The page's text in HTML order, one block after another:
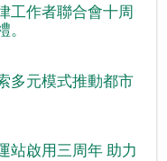
工作者聯合會十周
多元模式推動都市
站啟用三周年 助力